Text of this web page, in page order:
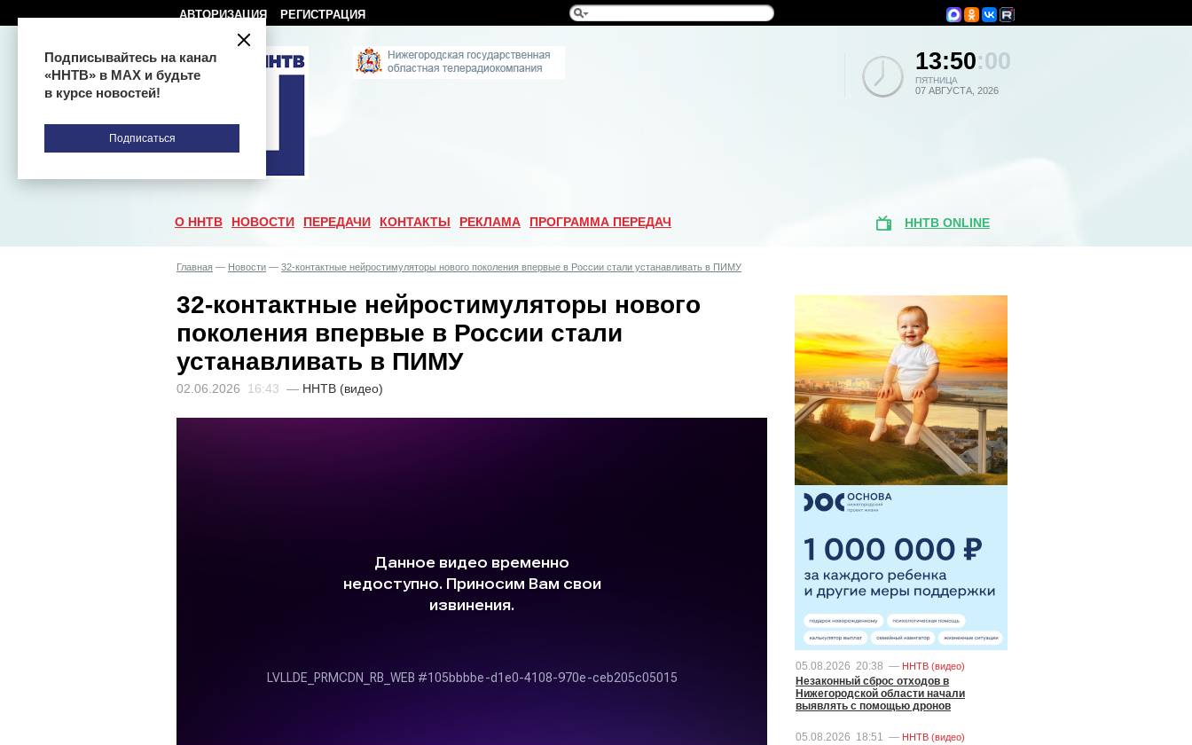
АВТОРИЗАЦИЯ РЕГИСТРАЦИЯ
13:50:00
ПЯТНИЦА
07 АВГУСТА, 2026
О ННТВ НОВОСТИ ПЕРЕДАЧИ КОНТАКТЫ РЕКЛАМА ПРОГРАММА ПЕРЕДАЧ ННТВ ONLINE
Главная — Новости — 32-контактные нейростимуляторы нового поколения впервые в России стали устанавливать в ПИМУ
32-контактные нейростимуляторы нового
поколения впервые в России стали
устанавливать в ПИМУ
02.06.2026 16:43 — ННТВ (видео)
05.08.2026 20:38 — ННТВ (видео)
Незаконный сброс отходов в
Нижегородской области начали
выявлять с помощью дронов
05.08.2026 18:51 — ННТВ (видео)
Подписывайтесь на канал
«ННТВ» в МАХ и будьте
в курсе новостей!
Подписаться